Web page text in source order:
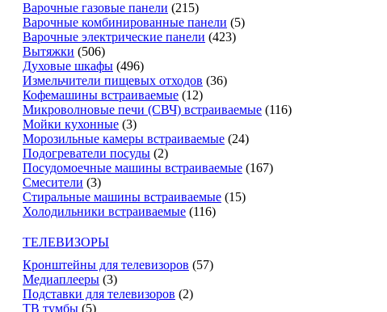
Варочные газовые панели (215)
Варочные комбинированные панели (5)
Варочные электрические панели (423)
Вытяжки (506)
Духовые шкафы (496)
Измельчители пищевых отходов (36)
Кофемашины встраиваемые (12)
Микроволновые печи (СВЧ) встраиваемые (116)
Мойки кухонные (3)
Морозильные камеры встраиваемые (24)
Подогреватели посуды (2)
Посудомоечные машины встраиваемые (167)
Смесители (3)
Стиральные машины встраиваемые (15)
Холодильники встраиваемые (116)
ТЕЛЕВИЗОРЫ
Кронштейны для телевизоров (57)
Медиаплееры (3)
Подставки для телевизоров (2)
ТВ тумбы (5)